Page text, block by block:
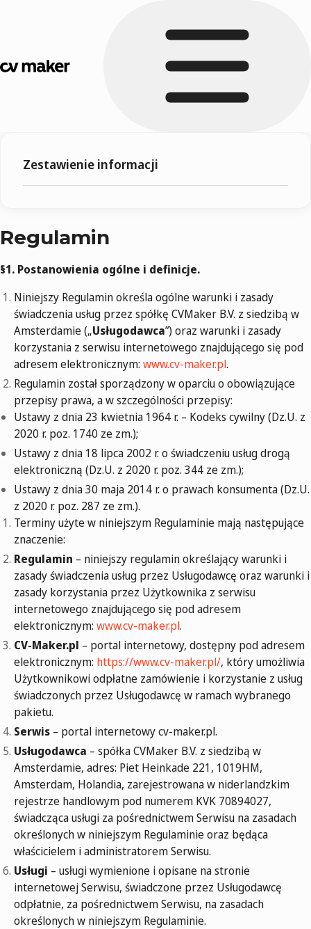
Regulamin
§1. Postanowienia ogólne i definicje.
Niniejszy Regulamin określa ogólne warunki i zasady
świadczenia usług przez spółkę CVMaker B.V. z siedzibą w
Amsterdamie („Usługodawca”) oraz warunki i zasady
korzystania z serwisu internetowego znajdującego się pod
adresem elektronicznym: www.cv-maker.pl.
Regulamin został sporządzony w oparciu o obowiązujące
przepisy prawa, a w szczególności przepisy:
Ustawy z dnia 23 kwietnia 1964 r. – Kodeks cywilny (Dz.U. z
2020 r. poz. 1740 ze zm.);
Ustawy z dnia 18 lipca 2002 r. o świadczeniu usług drogą
elektroniczną (Dz.U. z 2020 r. poz. 344 ze zm.);
Ustawy z dnia 30 maja 2014 r. o prawach konsumenta (Dz.U.
z 2020 r. poz. 287 ze zm.).
Terminy użyte w niniejszym Regulaminie mają następujące
znaczenie:
Regulamin – niniejszy regulamin określający warunki i
zasady świadczenia usług przez Usługodawcę oraz warunki i
zasady korzystania przez Użytkownika z serwisu
internetowego znajdującego się pod adresem
elektronicznym: www.cv-maker.pl.
CV-Maker.pl – portal internetowy, dostępny pod adresem
elektronicznym: https://www.cv-maker.pl/, który umożliwia
Użytkownikowi odpłatne zamówienie i korzystanie z usług
świadczonych przez Usługodawcę w ramach wybranego
pakietu.
Serwis – portal internetowy cv-maker.pl.
Usługodawca – spółka CVMaker B.V. z siedzibą w
Amsterdamie, adres: Piet Heinkade 221, 1019HM,
Amsterdam, Holandia, zarejestrowana w niderlandzkim
rejestrze handlowym pod numerem KVK 70894027,
świadcząca usługi za pośrednictwem Serwisu na zasadach
określonych w niniejszym Regulaminie oraz będąca
właścicielem i administratorem Serwisu.
Usługi – usługi wymienione i opisane na stronie
internetowej Serwisu, świadczone przez Usługodawcę
odpłatnie, za pośrednictwem Serwisu, na zasadach
określonych w niniejszym Regulaminie.
Zestawienie informacji